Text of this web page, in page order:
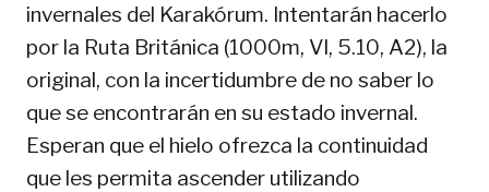
invernales del Karakórum. Intentarán hacerlo
por la Ruta Británica (1000m, VI, 5.10, A2), la
original, con la incertidumbre de no saber lo
que se encontrarán en su estado invernal.
Esperan que el hielo ofrezca la continuidad
que les permita ascender utilizando